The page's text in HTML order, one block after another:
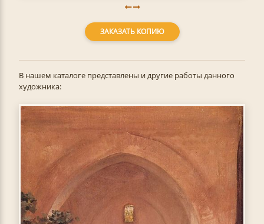
ЗАКАЗАТЬ КОПИЮ
В нашем каталоге представлены и другие работы данного
художника: